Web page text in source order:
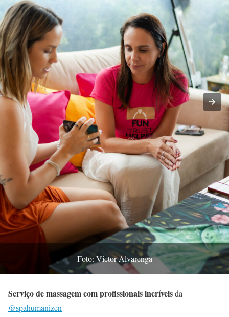
Foto: Victor Alvarenga
Serviço de massagem com profissionais incríveisda
@spahumanizen